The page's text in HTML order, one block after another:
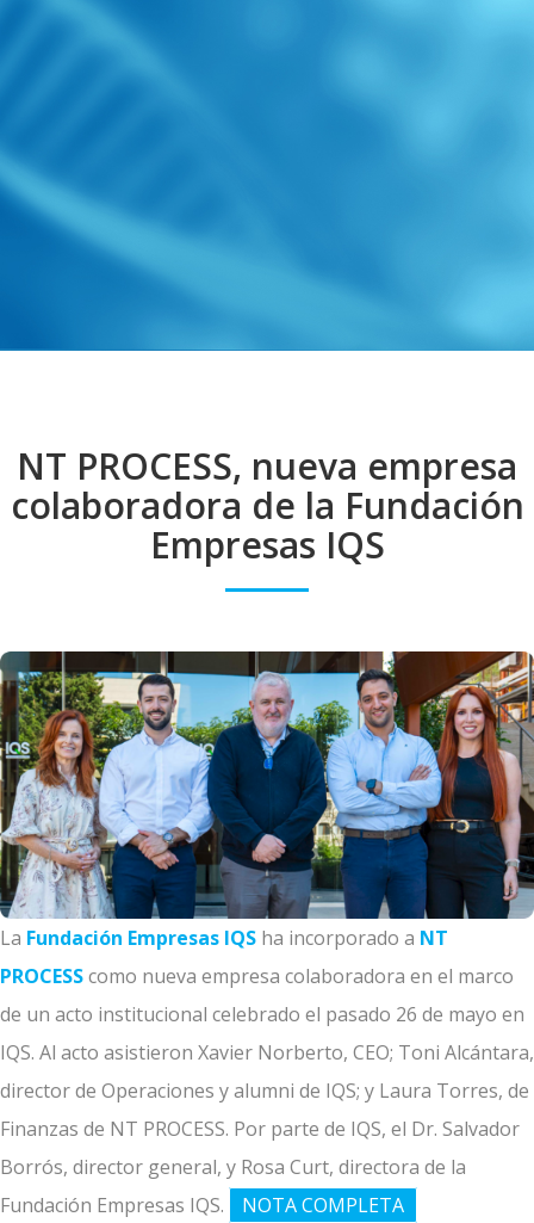
NT PROCESS, nueva empresa
colaboradora de la Fundación
Empresas IQS
La Fundación Empresas IQS ha incorporado a NT
PROCESScomo nueva empresa colaboradora en el marco
de un acto institucional celebrado el pasado 26 de mayo en
IQS. Al acto asistieron Xavier Norberto, CEO; Toni Alcántara,
director de Operaciones y alumni de IQS; y Laura Torres, de
Finanzas de NT PROCESS. Por parte de IQS, el Dr. Salvador
Borrós, director general, y Rosa Curt, directora de la
Fundación Empresas IQS.
NOTA COMPLETA